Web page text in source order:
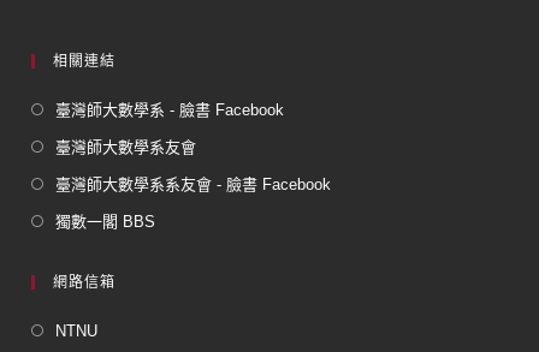
相關連結
臺灣師大數學系 - 臉書 Facebook
臺灣師大數學系友會
臺灣師大數學系系友會 - 臉書 Facebook
獨數一閣 BBS
網路信箱
NTNU